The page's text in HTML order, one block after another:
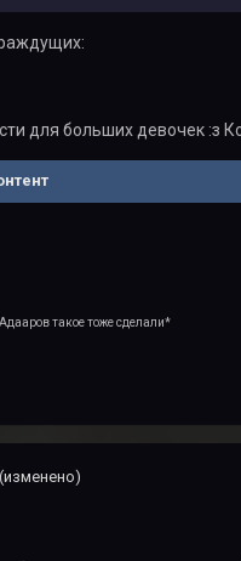
для больших девочек :з
такое тоже сделали*
(изменено)